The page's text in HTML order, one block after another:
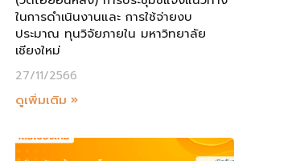
ในการดำเนินงานและ การใช้จ่ายงบ
ประมาณ ทุนวิจัยภายใน มหาวิทยาลัย
เชียงใหม่
27/11/2566
ดูเพิ่มเติม »